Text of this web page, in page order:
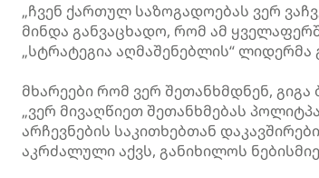
„ჩვენ ქართულ საზოგადოებას ვერ
მინდა განვაცხადო, რომ ამ
„სტრატეგია აღმაშენებლის“ ლიდერმა
მხარეები რომ ვერ შეთანხმდნენ,
„ვერ მივაღწიეთ შეთანხმებას
არჩევნების საკითხებთან
აკრძალული აქვს, განიხილოს